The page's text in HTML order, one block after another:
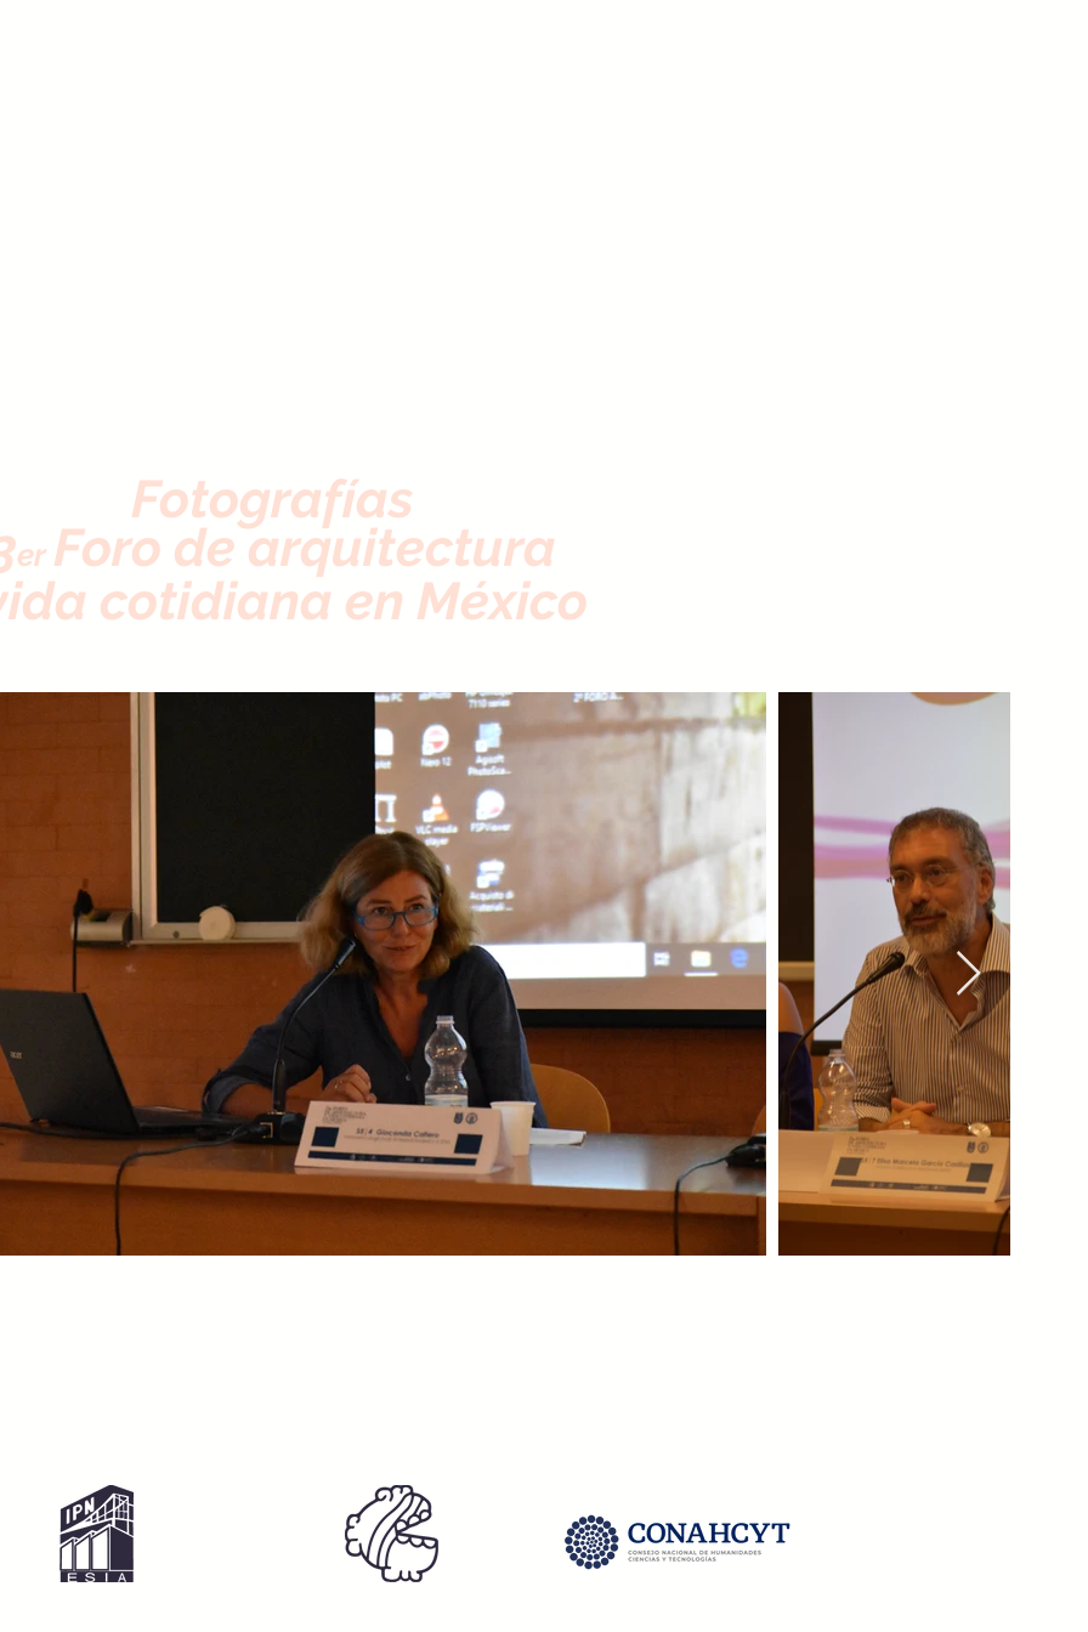
Fotografías
er Foro de arquitectura
cotidiana en México